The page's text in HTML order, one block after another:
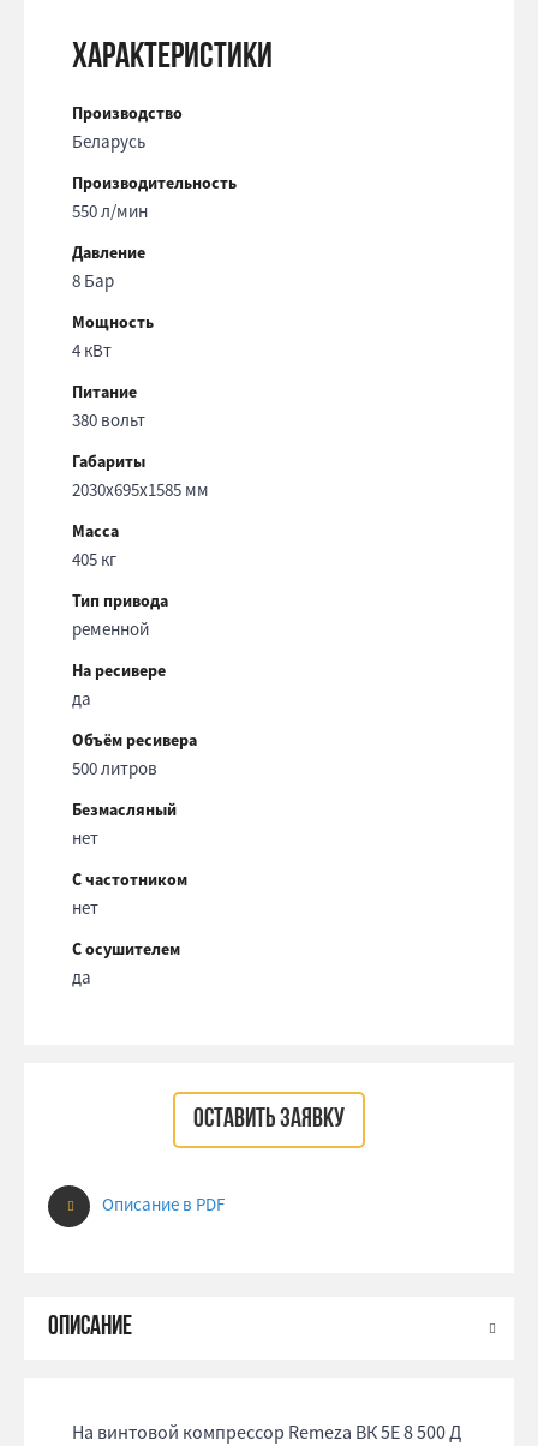
Характеристики
Производство
Беларусь
Производительность
550 л/мин
Давление
8 Бар
Мощность
4 кВт
Питание
380 вольт
Габариты
2030x695x1585 мм
Масса
405 кг
Тип привода
ременной
На ресивере
да
Объём ресивера
500 литров
Безмасляный
нет
С частотником
нет
С осушителем
да
ОСТАВИТЬ ЗАЯВКУ
Описание в PDF
На винтовой компрессор Remeza ВК 5E 8 500 Д